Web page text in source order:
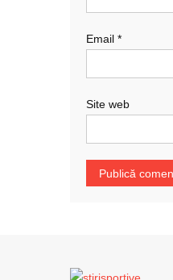
Email *
Site web